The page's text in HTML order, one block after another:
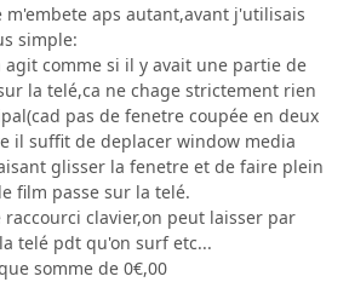
aps autant,avant j'utilisais
simple:
agit comme si il y avait une partie de
la telé,ca ne chage strictement rien
pas de fenetre coupée en deux
il suffit de deplacer window media
glisser la fenetre et de faire plein
film passe sur la telé.
raccourci clavier,on peut laisser par
telé pdt qu'on surf etc...
somme de 0€,00